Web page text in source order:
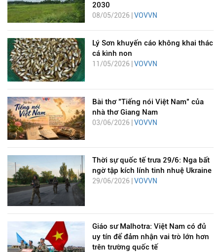
2030
08/05/2026 | VOVVN
Lý Sơn khuyến cáo không khai thác
cá kình non
11/05/2026 | VOVVN
Bài thơ "Tiếng nói Việt Nam" của
nhà thơ Giang Nam
03/06/2026 | VOVVN
Thời sự quốc tế trưa 29/6: Nga bất
ngờ tập kích lính tinh nhuệ Ukraine
29/06/2026 | VOVVN
Giáo sư Malhotra: Việt Nam có đủ
uy tín để đảm nhận vai trò lớn hơn
trên trường quốc tế